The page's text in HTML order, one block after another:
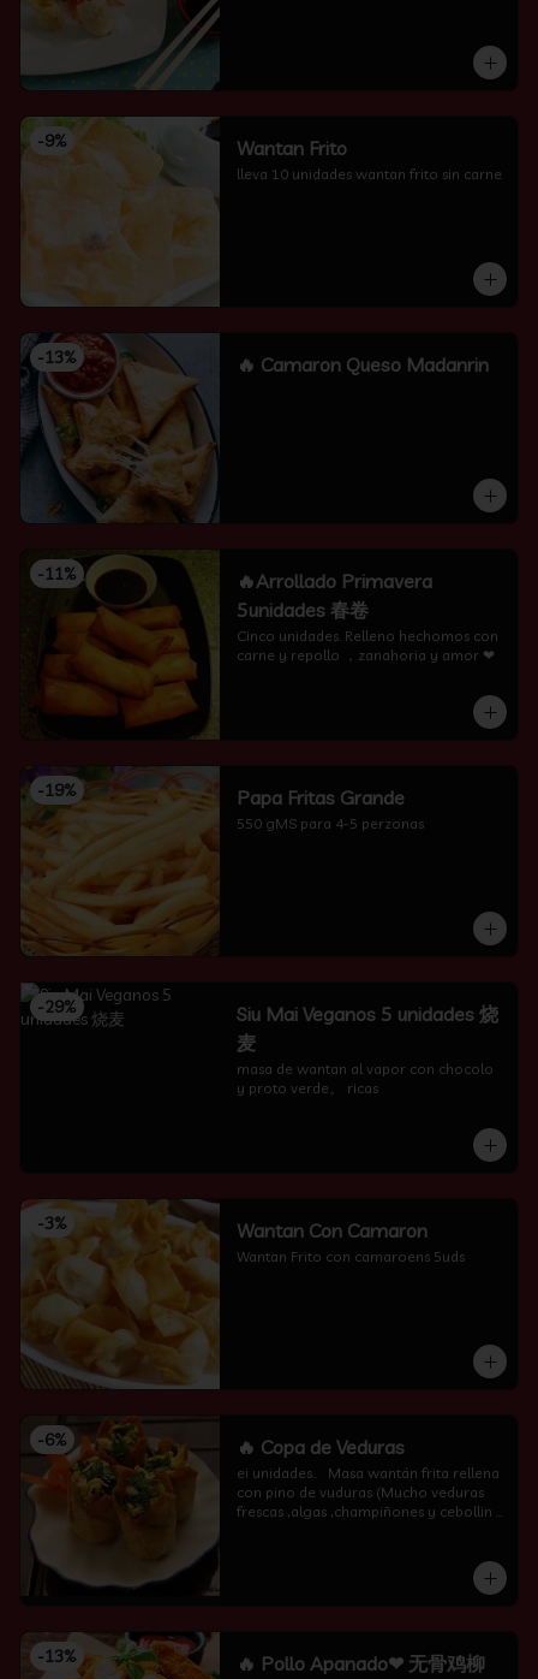
-9% Wantan Frito
lleva 10 unidades wantan frito sin carne
-13% 🔥 Camaron Queso Madanrin
-11%
🔥Arrollado Primavera
5unidades 春卷
Cinco unidades. Relleno hechomos con
carne y repollo ，zanahoria y amor ❤
-19% Papa Fritas Grande
550 gMS para 4-5 perzonas
-29%
Siu Mai Veganos 5 unidades 烧
麦
masa de wantan al vapor con chocolo
y proto verde。 ricas
-3% Wantan Con Camaron
Wantan Frito con camaroens 5uds
-6% 🔥 Copa de Veduras
ei unidades..   Masa wantán frita rellena
con pino de vuduras (Mucho veduras
frescas ,algas ,champiñones y cebollin
-13% 🔥 Pollo Apanado❤ 无骨鸡柳